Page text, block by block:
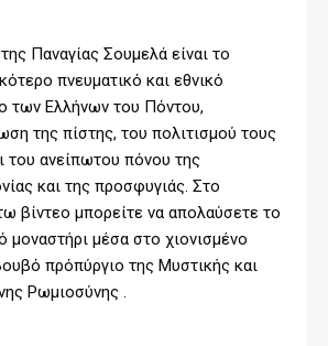
Παναγίας Σουμελά είναι το
πνευματικό και εθνικό
των Ελλήνων του Πόντου,
της πίστης, του πολιτισμού τους
του ανείπωτου πόνου της
και της προσφυγιάς. Στο
βίντεο μπορείτε να απολαύσετε το
μοναστήρι μέσα στο χιονισμένο
πρόπύργιο της Μυστικής και
Ρωμιοσύνης .